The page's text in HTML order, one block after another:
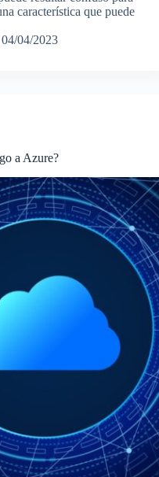
característica que puede
04/04/2023
a Azure?